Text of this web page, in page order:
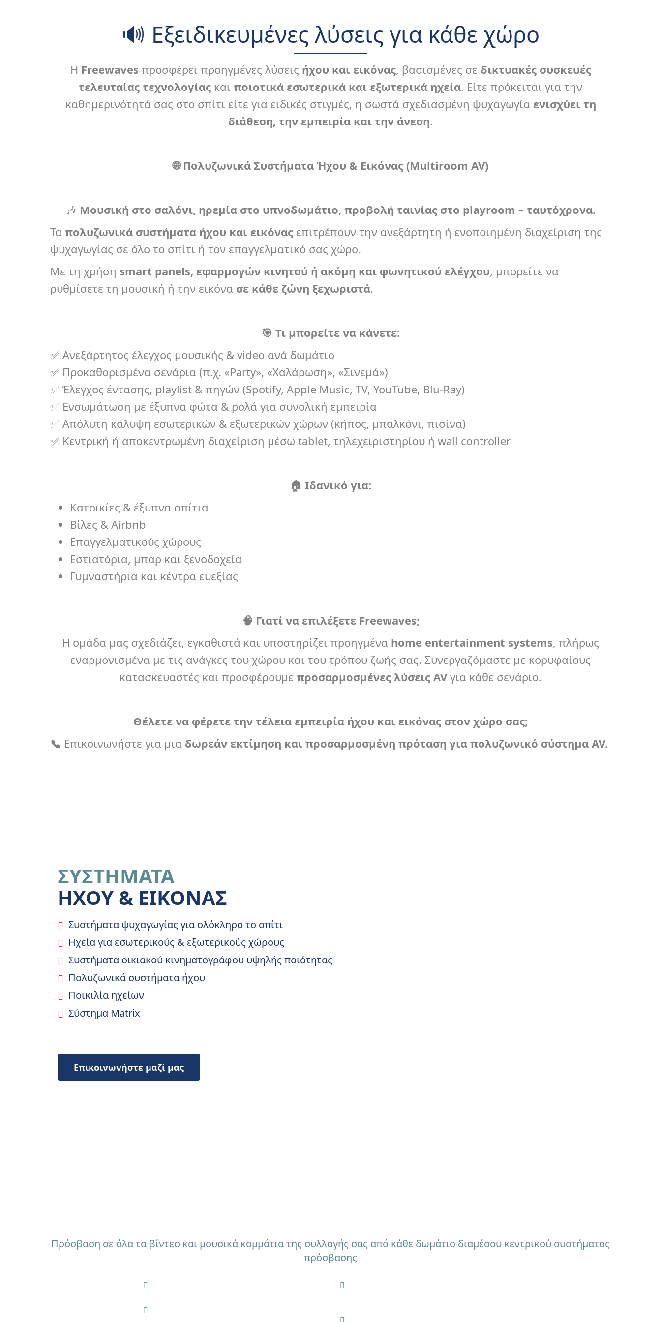
Συστήματα Ήχου & Εικόνας
Ζωντανέψτε κάθε στιγμή του σπιτιού σας με ήχο και εικόνα υψηλής ποιότητας
🔊 Εξειδικευμένες λύσεις για κάθε χώρο
Η Freewaves προσφέρει προηγμένες λύσεις ήχου και εικόνας, βασισμένες σε δικτυακές συσκευές
τελευταίας τεχνολογίας και ποιοτικά εσωτερικά και εξωτερικά ηχεία. Είτε πρόκειται για την
καθημερινότητά σας στο σπίτι είτε για ειδικές στιγμές, η σωστά σχεδιασμένη ψυχαγωγία ενισχύει τη
διάθεση, την εμπειρία και την άνεση.
🌐Πολυζωνικά Συστήματα Ήχου & Εικόνας (Multiroom AV)
🎶 Μουσική στο σαλόνι, ηρεμία στο υπνοδωμάτιο, προβολή ταινίας στο playroom – ταυτόχρονα.
Τα πολυζωνικά συστήματα ήχου και εικόνας επιτρέπουν την ανεξάρτητη ή ενοποιημένη διαχείριση της
ψυχαγωγίας σε όλο το σπίτι ή τον επαγγελματικό σας χώρο.
Με τη χρήση smart panels, εφαρμογών κινητού ή ακόμη και φωνητικού ελέγχου, μπορείτε να
ρυθμίσετε τη μουσική ή την εικόνα σε κάθε ζώνη ξεχωριστά.
🎯 Τι μπορείτε να κάνετε:
✅ Ανεξάρτητος έλεγχος μουσικής & video ανά δωμάτιο
✅ Προκαθορισμένα σενάρια (π.χ. «Party», «Χαλάρωση», «Σινεμά»)
✅ Έλεγχος έντασης, playlist & πηγών (Spotify, Apple Music, TV, YouTube, Blu-Ray)
✅ Ενσωμάτωση με έξυπνα φώτα & ρολά για συνολική εμπειρία
✅ Απόλυτη κάλυψη εσωτερικών & εξωτερικών χώρων (κήπος, μπαλκόνι, πισίνα)
✅ Κεντρική ή αποκεντρωμένη διαχείριση μέσω tablet, τηλεχειριστηρίου ή wall controller
🏠 Ιδανικό για:
Κατοικίες & έξυπνα σπίτια
Βίλες & Airbnb
Επαγγελματικούς χώρους
Εστιατόρια, μπαρ και ξενοδοχεία
Γυμναστήρια και κέντρα ευεξίας
🧠 Γιατί να επιλέξετε Freewaves;
Η ομάδα μας σχεδιάζει, εγκαθιστά και υποστηρίζει προηγμένα home entertainment systems, πλήρως
εναρμονισμένα με τις ανάγκες του χώρου και του τρόπου ζωής σας. Συνεργαζόμαστε με κορυφαίους
κατασκευαστές και προσφέρουμε προσαρμοσμένες λύσεις AV για κάθε σενάριο.
Θέλετε να φέρετε την τέλεια εμπειρία ήχου και εικόνας στον χώρο σας;
📞 Επικοινωνήστε για μια δωρεάν εκτίμηση και προσαρμοσμένη πρόταση για πολυζωνικό σύστημα AV.
ΣΥΣΤΗΜΑΤΑ
ΗΧΟΥ & ΕΙΚΟΝΑΣ
Συστήματα ψυχαγωγίας για ολόκληρο το σπίτι
Ηχεία για εσωτερικούς & εξωτερικούς χώρους
Συστήματα οικιακού κινηματογράφου υψηλής ποιότητας
Πολυζωνικά συστήματα ήχου
Ποικιλία ηχείων
Σύστημα Matrix
Επικοινωνήστε μαζί μας
Πρόσβαση σε όλα τα βίντεο και μουσικά κομμάτια της συλλογής σας από κάθε δωμάτιο διαμέσoυ κεντρικού συστήματος
πρόσβασης